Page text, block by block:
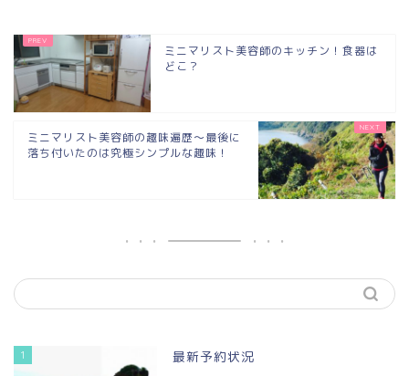
ミニマリスト美容師のキッチン！食器は
どこ？
ミニマリスト美容師の趣味遍歴〜最後に
落ち付いたのは究極シンプルな趣味！
1 最新予約状況